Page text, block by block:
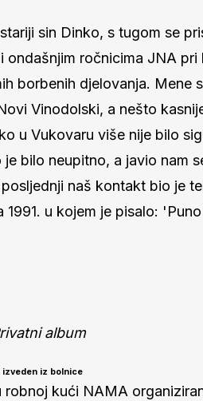
sin Dinko, s tugom se
ondašnjim ročnicima JNA
borbenih djelovanja. Mene
Vinodolski, a nešto
u Vukovaru više nije bilo
je bilo neupitno, a javio nam
naš kontakt bio je
1991. u kojem je pisalo:
album
izveden iz bolnice
robnoj kući NAMA